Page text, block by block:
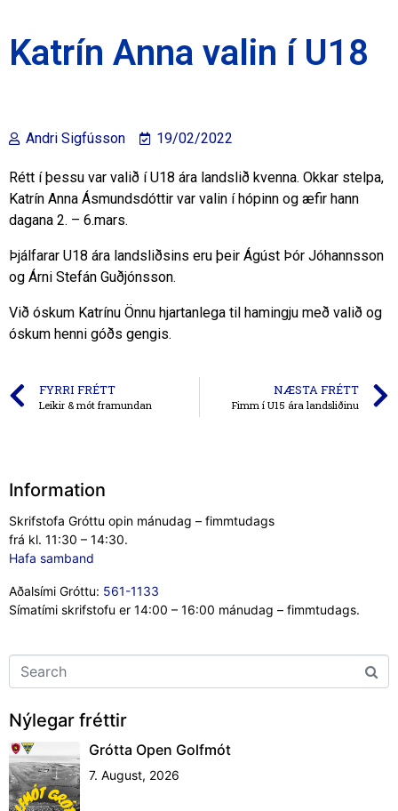
Katrín Anna valin í U18
Andri Sigfússon 19/02/2022
Rétt í þessu var valið í U18 ára landslið kvenna. Okkar stelpa,
Katrín Anna Ásmundsdóttir var valin í hópinn og æfir hann
dagana 2. – 6.mars.
Þjálfarar U18 ára landsliðsins eru þeir Ágúst Þór Jóhannsson
og Árni Stefán Guðjónsson.
Við óskum Katrínu Önnu hjartanlega til hamingju með valið og
óskum henni góðs gengis.
FYRRI FRÉTT
Leikir & mót framundan
NÆSTA FRÉTT
Fimm í U15 ára landsliðinu
Information
Skrifstofa Gróttu opin mánudag – fimmtudags
frá kl. 11:30 – 14:30.
Hafa samband
Aðalsími Gróttu: 561-1133
Símatími skrifstofu er 14:00 – 16:00 mánudag – fimmtudags.
Nýlegar fréttir
Grótta Open Golfmót
7. August, 2026